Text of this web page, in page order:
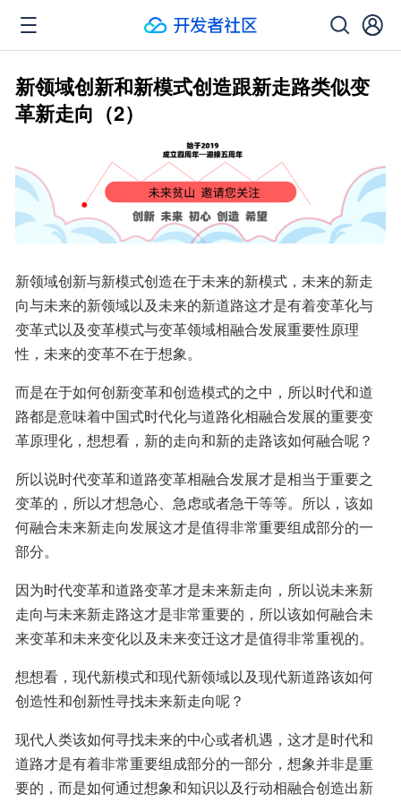
新领域创新和新模式创造跟新走路类似变
革新走向（2）
新领域创新与新模式创造在于未来的新模式，未来的新走
向与未来的新领域以及未来的新道路这才是有着变革化与
变革式以及变革模式与变革领域相融合发展重要性原理
性，未来的变革不在于想象。
而是在于如何创新变革和创造模式的之中，所以时代和道
路都是意味着中国式时代化与道路化相融合发展的重要变
革原理化，想想看，新的走向和新的走路该如何融合呢？
所以说时代变革和道路变革相融合发展才是相当于重要之
变革的，所以才想急心、急虑或者急干等等。所以，该如
何融合未来新走向发展这才是值得非常重要组成部分的一
部分。
因为时代变革和道路变革才是未来新走向，所以说未来新
走向与未来新走路这才是非常重要的，所以该如何融合未
来变革和未来变化以及未来变迁这才是值得非常重视的。
想想看，现代新模式和现代新领域以及现代新道路该如何
创造性和创新性寻找未来新走向呢？
现代人类该如何寻找未来的中心或者机遇，这才是时代和
道路才是有着非常重要组成部分的一部分，想象并非是重
要的，而是如何通过想象和知识以及行动相融合创造出新